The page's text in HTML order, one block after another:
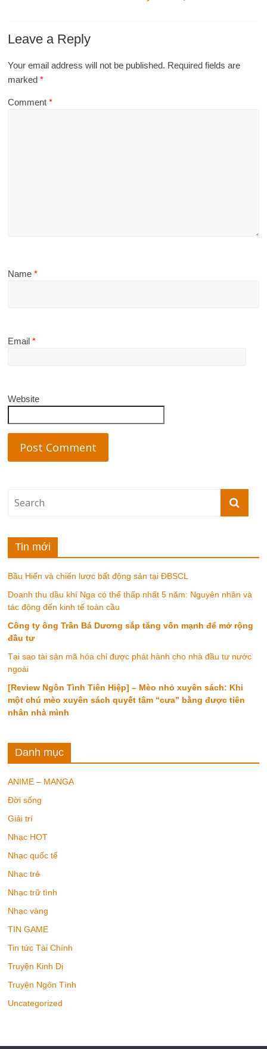
Leave a Reply
Your email address will not be published. Required fields are
marked*
Comment*
Name*
Email*
Website
Tin mới
Bầu Hiển và chiến lược bất động sản tại ĐBSCL
Doanh thu dầu khí Nga có thể thấp nhất 5 năm: Nguyên nhân và
tác động đến kinh tế toàn cầu
Công ty ông Trần Bá Dương sắp tăng vốn mạnh để mở rộng
đầu tư
Tại sao tài sản mã hóa chỉ được phát hành cho nhà đầu tư nước
ngoài
[Review Ngôn Tình Tiên Hiệp] – Mèo nhỏ xuyên sách: Khi
một chú mèo xuyên sách quyết tâm “cưa” bằng được tiên
nhân nhà mình
Danh mục
ANIME – MANGA
Đời sống
Giải trí
Nhạc HOT
Nhạc quốc tế
Nhạc trẻ
Nhạc trữ tình
Nhạc vàng
TIN GAME
Tin tức Tài Chính
Truyện Kinh Dị
Truyện Ngôn Tình
Uncategorized